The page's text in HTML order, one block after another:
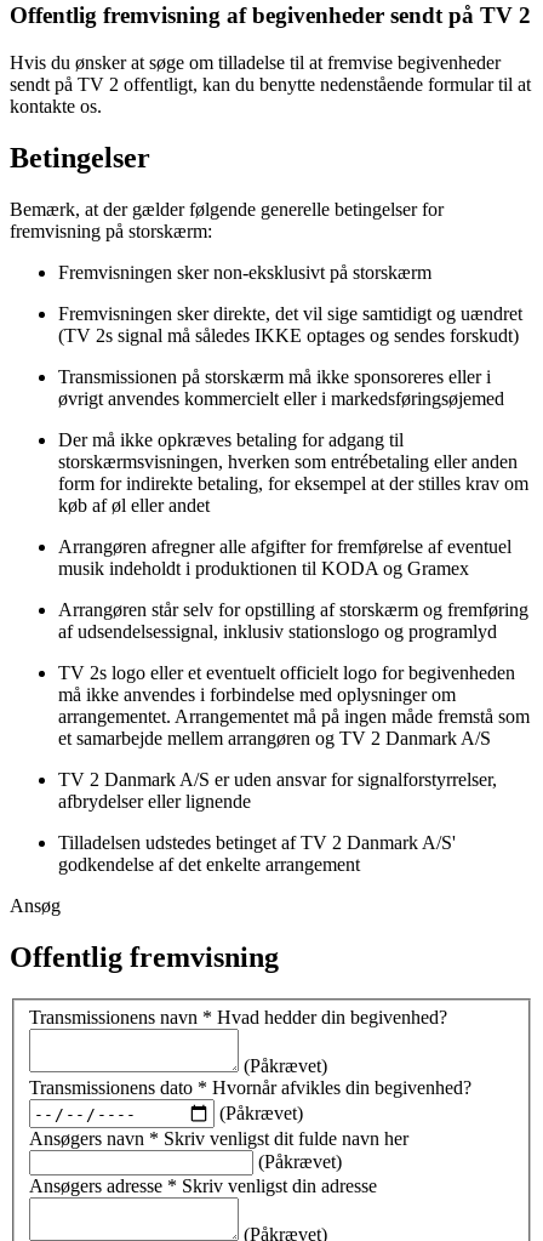
Offentlig fremvisning af begivenheder sendt på TV 2
Hvis du ønsker at søge om tilladelse til at fremvise begivenheder
sendt på TV 2 offentligt, kan du benytte nedenstående formular til at
kontakte os.
Betingelser
Bemærk, at der gælder følgende generelle betingelser for
fremvisning på storskærm:
Fremvisningen sker non-eksklusivt på storskærm
Fremvisningen sker direkte, det vil sige samtidigt og uændret
(TV 2s signal må således IKKE optages og sendes forskudt)
Transmissionen på storskærm må ikke sponsoreres eller i
øvrigt anvendes kommercielt eller i markedsføringsøjemed
Der må ikke opkræves betaling for adgang til
storskærmsvisningen, hverken som entrébetaling eller anden
form for indirekte betaling, for eksempel at der stilles krav om
køb af øl eller andet
Arrangøren afregner alle afgifter for fremførelse af eventuel
musik indeholdt i produktionen til KODA og Gramex
Arrangøren står selv for opstilling af storskærm og fremføring
af udsendelsessignal, inklusiv stationslogo og programlyd
TV 2s logo eller et eventuelt officielt logo for begivenheden
må ikke anvendes i forbindelse med oplysninger om
arrangementet. Arrangementet må på ingen måde fremstå som
et samarbejde mellem arrangøren og TV 2 Danmark A/S
TV 2 Danmark A/S er uden ansvar for signalforstyrrelser,
afbrydelser eller lignende
Tilladelsen udstedes betinget af TV 2 Danmark A/S'
godkendelse af det enkelte arrangement
Ansøg
Offentlig fremvisning
Transmissionens navn * Hvad hedder din begivenhed?
(Påkrævet)
Transmissionens dato * Hvornår afvikles din begivenhed?
(Påkrævet)
Ansøgers navn * Skriv venligst dit fulde navn her
(Påkrævet)
Ansøgers adresse * Skriv venligst din adresse
(Påkrævet)